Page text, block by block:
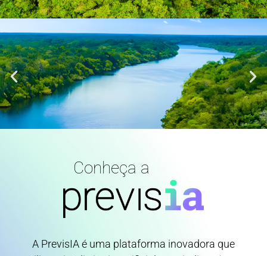
Conheça a
A PrevisIA é uma plataforma inovadora que